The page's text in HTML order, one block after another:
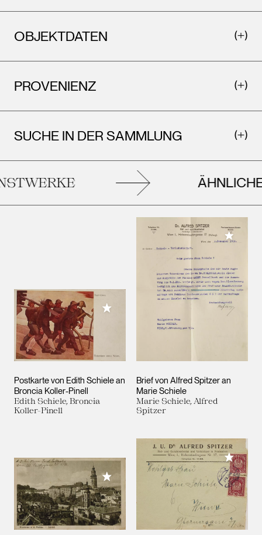
OBJEKTDATEN
PROVENIENZ
SUCHE IN DER SAMMLUNG
ÄHNLICHE
Postkarte von Edith Schiele an
Broncia Koller-Pinell
Edith Schiele, Broncia
Koller-Pinell
Meiner Sammlung hinzufügen
Brief von Alfred Spitzer an
Marie Schiele
Marie Schiele, Alfred
Spitzer
Meiner
Meiner Sammlung hinzufügen
Meiner